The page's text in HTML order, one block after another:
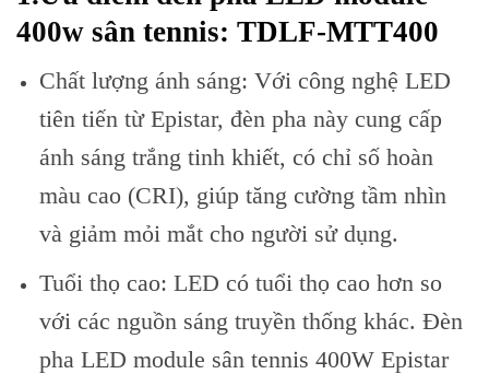
400w sân tennis: TDLF-MTT400
Chất lượng ánh sáng: Với công nghệ LED
tiên tiến từ Epistar, đèn pha này cung cấp
ánh sáng trắng tinh khiết, có chỉ số hoàn
màu cao (CRI), giúp tăng cường tầm nhìn
và giảm mỏi mắt cho người sử dụng.
Tuổi thọ cao: LED có tuổi thọ cao hơn so
với các nguồn sáng truyền thống khác. Đèn
pha LED module sân tennis 400W Epistar